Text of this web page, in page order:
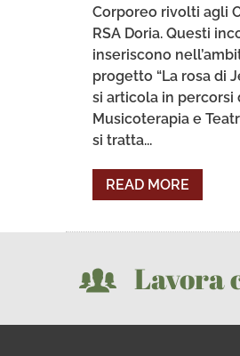
Corporeo rivolti agli
RSA Doria. Questi
inseriscono
progetto “La rosa di
si articola in percorsi
Musicoterapia e
si tratta...
READ MORE
Lavora